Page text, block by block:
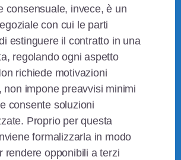
consensuale, invece, è un
con cui le parti
estinguere il contratto in una
regolando ogni aspetto
richiede motivazioni
non impone preavvisi minimi
consente soluzioni
Proprio per questa
formalizzarla in modo
rendere opponibili a terzi